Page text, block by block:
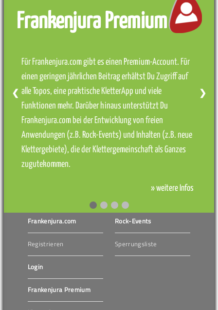
Frankenjura Premium
Für Frankenjura.com gibt es einen Premium-Account. Für
einen geringen jährlichen Beitrag erhältst Du Zugriff auf
alle Topos, eine praktische KletterApp und viele
Funktionen mehr. Darüber hinaus unterstützt Du
Frankenjura.com bei der Entwicklung von freien
Anwendungen (z.B. Rock-Events) und Inhalten (z.B. neue
Klettergebiete), die der Klettergemeinschaft als Ganzes
zugutekommen.
» weitere Infos
❮ ❯
Frankenjura.com
Registrieren
Login
Frankenjura Premium
Rock-Events
Sperrungsliste